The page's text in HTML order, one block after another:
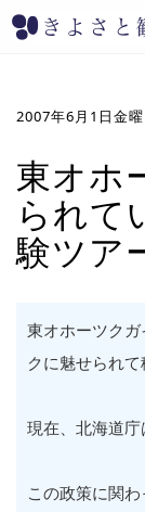
2007年6月1日金曜
東オホ
られ
験ツア
東オホーツク
クに魅せられ
現在、北海道庁
この政策に関